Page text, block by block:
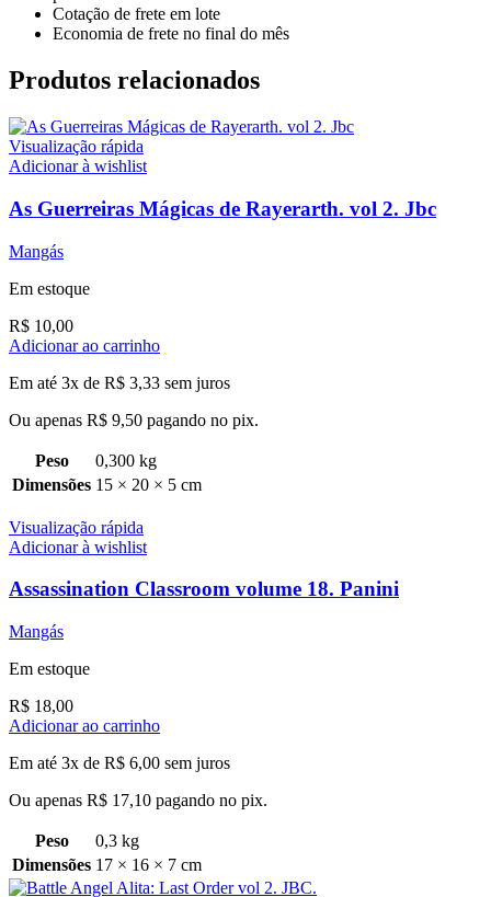
Cotação de frete em lote
Economia de frete no final do mês
Produtos relacionados
Visualização rápida
Adicionar à wishlist
As Guerreiras Mágicas de Rayerarth. vol 2. Jbc
Mangás
Em estoque
R$ 10,00
Adicionar ao carrinho
Em até 3x de R$ 3,33 sem juros
Ou apenas R$ 9,50 pagando no pix.
Peso
0,300 kg
Dimensões 15 × 20 × 5 cm
Visualização rápida
Adicionar à wishlist
Assassination Classroom volume 18. Panini
Mangás
Em estoque
R$ 18,00
Adicionar ao carrinho
Em até 3x de R$ 6,00 sem juros
Ou apenas R$ 17,10 pagando no pix.
Peso
0,3 kg
Dimensões 17 × 16 × 7 cm